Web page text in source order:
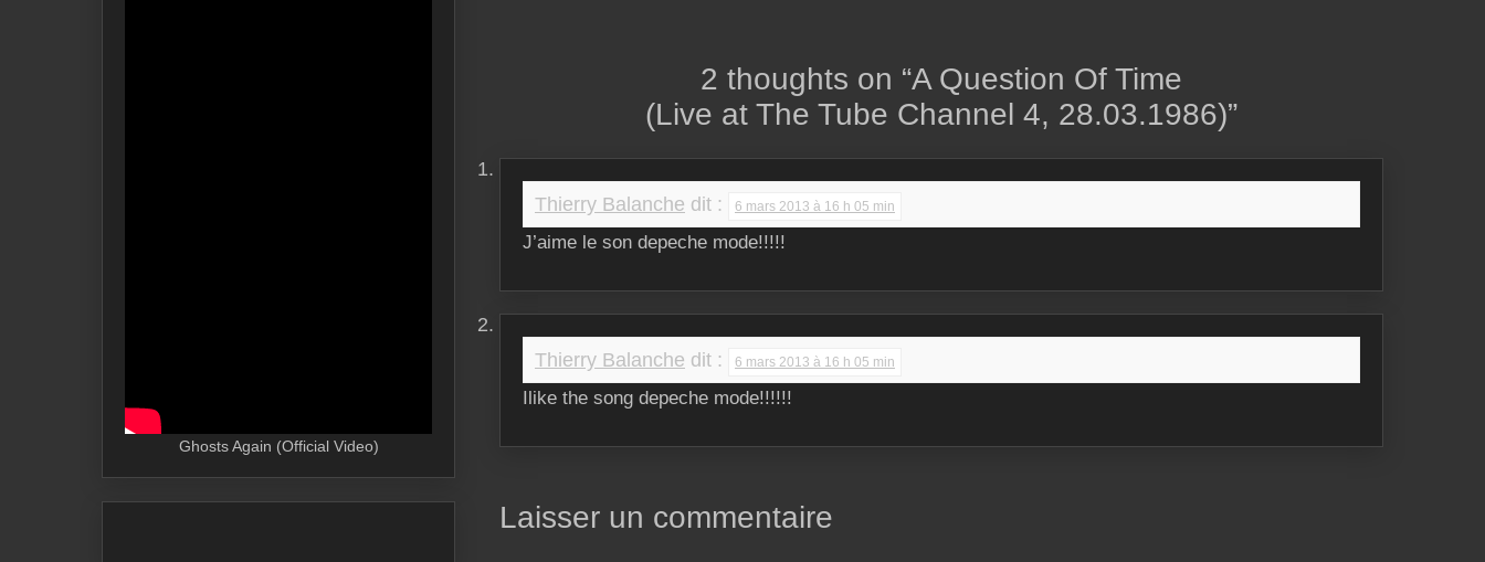
2 thoughts on “A Question Of Time
(Live at The Tube Channel 4, 28.03.1986)”
Thierry Balanche dit : 6 mars 2013 à 16 h 05 min
J’aime le son depeche mode!!!!!
Thierry Balanche dit : 6 mars 2013 à 16 h 05 min
Ilike the song depeche mode!!!!!!
Laisser un commentaire
Ghosts Again (Official Video)